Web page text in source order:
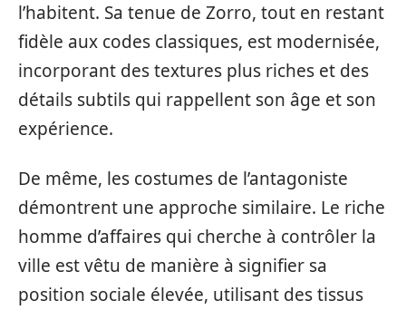
l’habitent. Sa tenue de Zorro, tout en restant
fidèle aux codes classiques, est modernisée,
incorporant des textures plus riches et des
détails subtils qui rappellent son âge et son
expérience.
De même, les costumes de l’antagoniste
démontrent une approche similaire. Le riche
homme d’affaires qui cherche à contrôler la
ville est vêtu de manière à signifier sa
position sociale élevée, utilisant des tissus